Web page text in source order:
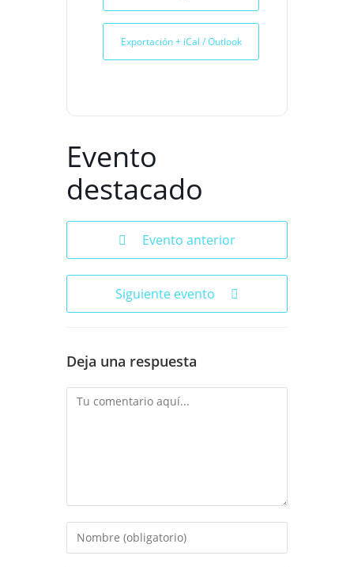
Exportación + iCal / Outlook
Evento
destacado
Evento anterior
Siguiente evento
Deja una respuesta
Comentario
Introduce
tu